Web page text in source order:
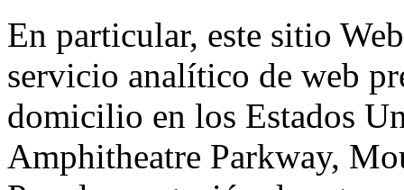
En particular, este sitio
servicio analítico de web
domicilio en los Estados
Amphitheatre Parkway,